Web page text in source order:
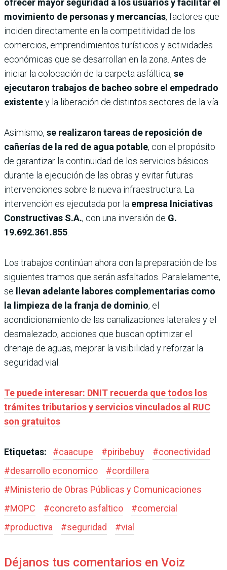
movimiento de personas y mercancías, factores que
inciden directamente en la competitividad de los
comercios, emprendimientos turísticos y actividades
económicas que se desarrollan en la zona. Antes de
iniciar la colocación de la carpeta asfáltica, se
ejecutaron trabajos de bacheo sobre el empedrado
existentey la liberación de distintos sectores de la vía.
Asimismo, se realizaron tareas de reposición de
cañerías de la red de agua potable, con el propósito
de garantizar la continuidad de los servicios básicos
durante la ejecución de las obras y evitar futuras
intervenciones sobre la nueva infraestructura. La
intervención es ejecutada por la empresa Iniciativas
Constructivas S.A., con una inversión de G.
19.692.361.855
Los trabajos continúan ahora con la preparación de los
siguientes tramos que serán asfaltados. Paralelamente,
se llevan adelante labores complementarias como
la limpieza de la franja de dominio, el
acondicionamiento de las canalizaciones laterales y el
desmalezado, acciones que buscan optimizar el
drenaje de aguas, mejorar la visibilidad y reforzar la
seguridad vial.
Te puede interesar: DNIT recuerda que todos los
trámites tributarios y servicios vinculados al RUC
son gratuitos
Etiquetas: #caacupe #piribebuy #conectividad
#desarrollo economico #cordillera
#Ministerio de Obras Públicas y Comunicaciones
#MOPC #concreto asfaltico #comercial
#productiva #seguridad #vial
Déjanos tus comentarios en Voiz